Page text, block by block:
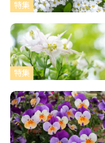
特集
特集